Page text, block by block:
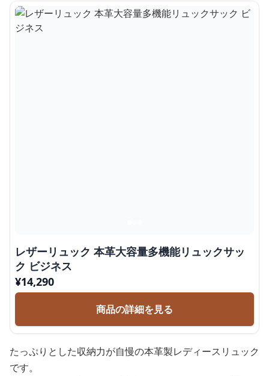
レザーリュック 本革大容量多機能リュックサッ
ク ビジネス
¥14,290
商品の詳細を見る
たっぷりとした収納力が自慢の本革製レディースリュック
です。